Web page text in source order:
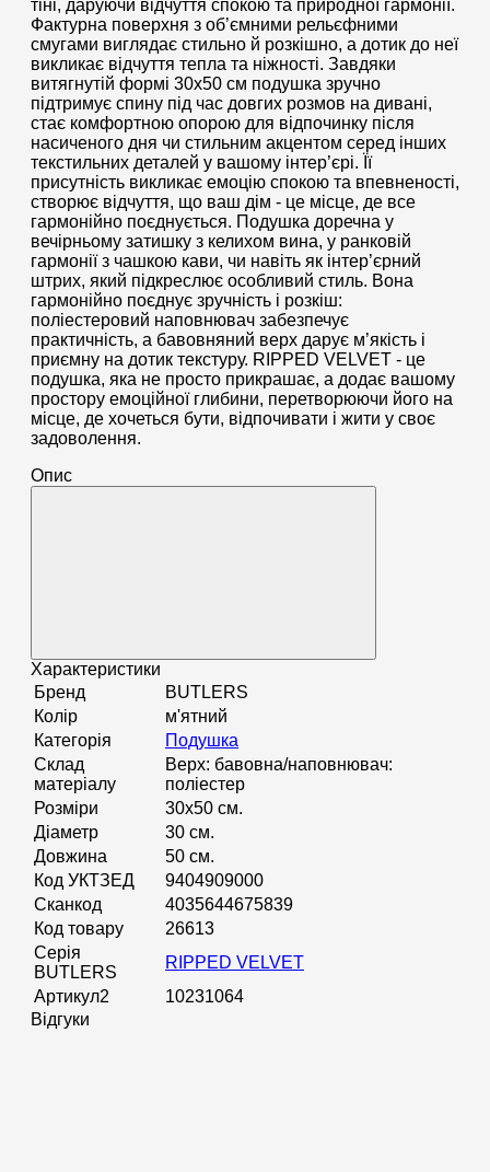
тіні, даруючи відчуття спокою та природної гармонії.
Фактурна поверхня з об’ємними рельєфними
смугами виглядає стильно й розкішно, а дотик до неї
викликає відчуття тепла та ніжності. Завдяки
витягнутій формі 30х50 см подушка зручно
підтримує спину під час довгих розмов на дивані,
стає комфортною опорою для відпочинку після
насиченого дня чи стильним акцентом серед інших
текстильних деталей у вашому інтер’єрі. Її
присутність викликає емоцію спокою та впевненості,
створює відчуття, що ваш дім - це місце, де все
гармонійно поєднується. Подушка доречна у
вечірньому затишку з келихом вина, у ранковій
гармонії з чашкою кави, чи навіть як інтер’єрний
штрих, який підкреслює особливий стиль. Вона
гармонійно поєднує зручність і розкіш:
поліестеровий наповнювач забезпечує
практичність, а бавовняний верх дарує м’якість і
приємну на дотик текстуру. RIPPED VELVET - це
подушка, яка не просто прикрашає, а додає вашому
простору емоційної глибини, перетворюючи його на
місце, де хочеться бути, відпочивати і жити у своє
задоволення.
Опис
Характеристики
Бренд
BUTLERS
Колір
м'ятний
Категорія
Подушка
Склад
матеріалу
Верх: бавовна/наповнювач:
поліестер
Розміри
30х50 см.
Діаметр
30 см.
Довжина
50 см.
Код УКТЗЕД
9404909000
Сканкод
4035644675839
Код товару
26613
Серія
BUTLERS
RIPPED VELVET
Артикул2
10231064
Відгуки